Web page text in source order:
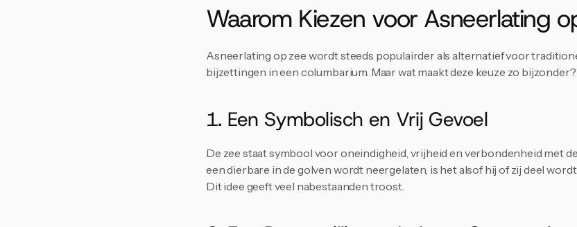
Waarom Kiezen voor Asneerlating
Asneerlating op zee wordt steeds populairder als alternatief voor
bijzettingen in een columbarium. Maar wat maakt deze keuze zo bijzonder?
1. Een Symbolisch en Vrij Gevoel
De zee staat symbool voor oneindigheid, vrijheid en verbondenheid met
een dierbare in de golven wordt neergelaten, is het alsof hij of zij deel
Dit idee geeft veel nabestaanden troost.